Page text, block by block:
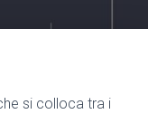
si colloca tra i